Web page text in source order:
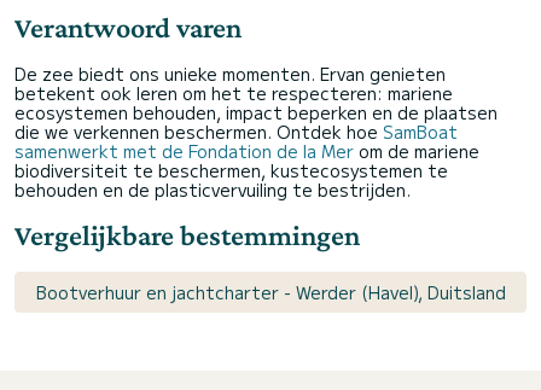
Verantwoord varen
De zee biedt ons unieke momenten. Ervan genieten
betekent ook leren om het te respecteren: mariene
ecosystemen behouden, impact beperken en de plaatsen
die we verkennen beschermen. Ontdek hoe SamBoat
samenwerkt met de Fondation de la Mer om de mariene
biodiversiteit te beschermen, kustecosystemen te
behouden en de plasticvervuiling te bestrijden.
Vergelijkbare bestemmingen
Bootverhuur en jachtcharter - Werder (Havel), Duitsland